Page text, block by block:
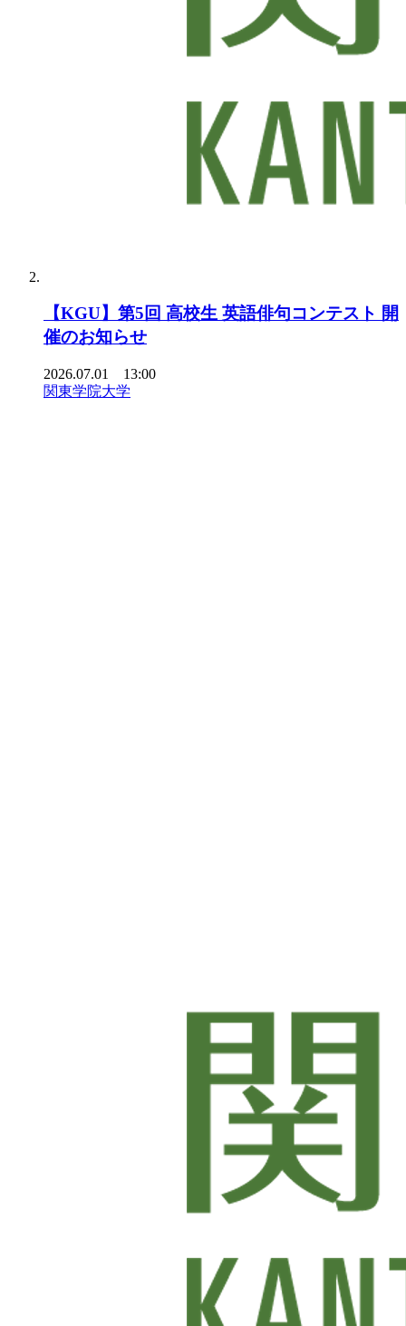
【KGU】第5回 高校生 英語俳句コンテスト 開
催のお知らせ
2026.07.01 13:00
関東学院大学